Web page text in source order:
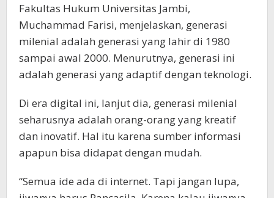
Fakultas Hukum Universitas Jambi,
Muchammad Farisi, menjelaskan, generasi
milenial adalah generasi yang lahir di 1980
sampai awal 2000. Menurutnya, generasi ini
adalah generasi yang adaptif dengan teknologi.
Di era digital ini, lanjut dia, generasi milenial
seharusnya adalah orang-orang yang kreatif
dan inovatif. Hal itu karena sumber informasi
apapun bisa didapat dengan mudah.
“Semua ide ada di internet. Tapi jangan lupa,